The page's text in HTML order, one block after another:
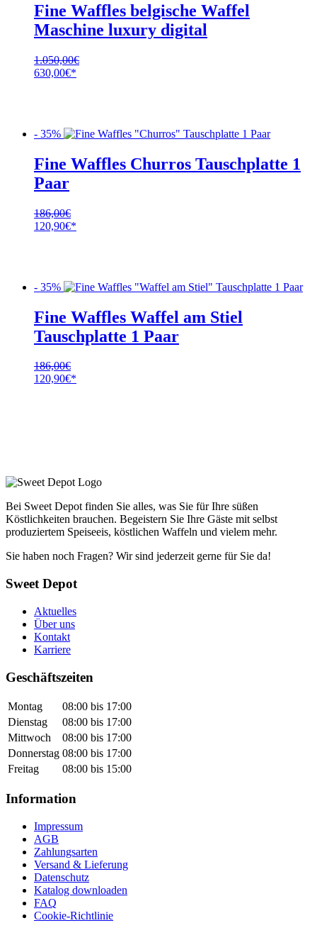
Fine Waffles belgische Waffel
Maschine luxury digital
1.050,00€
Ursprünglicher
630,00€
- 35%
Fine Waffles Churros Tauschplatte 1
Paar
186,00€
Ursprünglicher
120,90€
- 35%
Fine Waffles Waffel am Stiel
Tauschplatte 1 Paar
186,00€
Ursprünglicher
120,90€
Bei Sweet Depot finden Sie alles, was Sie für Ihre süßen
Köstlichkeiten brauchen. Begeistern Sie Ihre Gäste mit selbst
produziertem Speiseeis, köstlichen Waffeln und vielem mehr.
Sie haben noch Fragen? Wir sind jederzeit gerne für Sie da!
Sweet Depot
Aktuelles
Über uns
Kontakt
Karriere
Geschäftszeiten
Montag
08:00 bis 17:00
Dienstag
08:00 bis 17:00
Mittwoch
08:00 bis 17:00
Donnerstag 08:00 bis 17:00
Freitag
08:00 bis 15:00
Information
Impressum
AGB
Zahlungsarten
Versand & Lieferung
Datenschutz
Katalog downloaden
FAQ
Cookie-Richtlinie